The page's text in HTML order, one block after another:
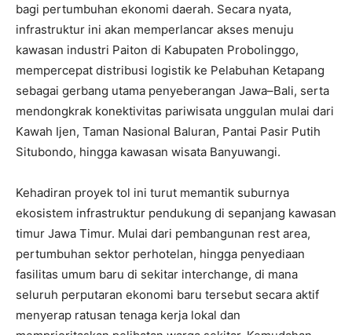
bagi pertumbuhan ekonomi daerah. Secara nyata,
infrastruktur ini akan memperlancar akses menuju
kawasan industri Paiton di Kabupaten Probolinggo,
mempercepat distribusi logistik ke Pelabuhan Ketapang
sebagai gerbang utama penyeberangan Jawa–Bali, serta
mendongkrak konektivitas pariwisata unggulan mulai dari
Kawah Ijen, Taman Nasional Baluran, Pantai Pasir Putih
Situbondo, hingga kawasan wisata Banyuwangi.
Kehadiran proyek tol ini turut memantik suburnya
ekosistem infrastruktur pendukung di sepanjang kawasan
timur Jawa Timur. Mulai dari pembangunan rest area,
pertumbuhan sektor perhotelan, hingga penyediaan
fasilitas umum baru di sekitar interchange, di mana
seluruh perputaran ekonomi baru tersebut secara aktif
menyerap ratusan tenaga kerja lokal dan